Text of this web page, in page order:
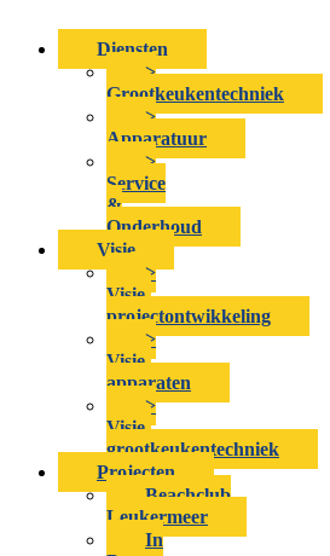
Diensten
>
Grootkeukentechniek
>
Apparatuur
>
Service
&
Onderhoud
Visie
>
Visie-
projectontwikkeling
>
Visie-
apparaten
>
Visie-
grootkeukentechniek
Projecten
Beachclub
Leukermeer
In